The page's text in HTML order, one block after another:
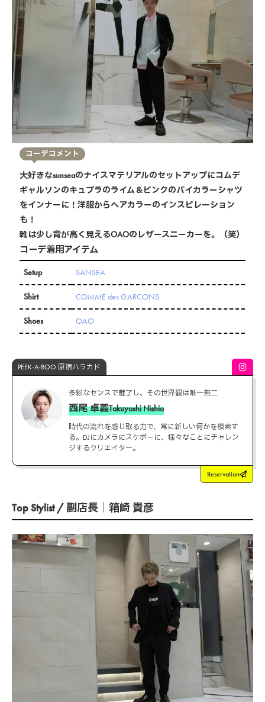
コーデコメント
大好きなsunseaのナイスマテリアルのセットアップにコムデ
ギャルソンのキュプラのライム＆ピンクのバイカラーシャツ
をインナーに！洋服からヘアカラーのインスピレーション
も！
靴は少し背が高く見えるOAOのレザースニーカーを。（笑）
コーデ着用アイテム
Setup SANSEA
Shirt COMME des GARCONS
Shoes OAO
PEEK-A-BOO 原宿ハラカド
多彩なセンスで魅了し、その世界観は唯一無二
西尾 卓義Takuyoshi Nishio
時代の流れを感じ取る力で、常に新しい何かを模索す
る。DJにカメラにスケボーに、様々なことにチャレン
ジするクリエイター。
Reservation
Top Stylist / 副店長｜箱崎 貴彦